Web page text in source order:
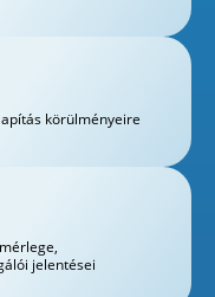
körülményeire
jelentései